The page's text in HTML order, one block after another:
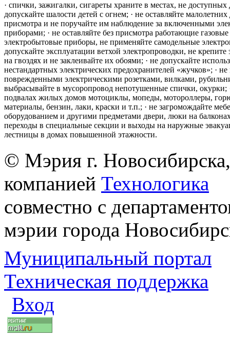
· спички, зажигалки, сигареты храните в местах, не доступных
допускайте шалости детей с огнем; · не оставляйте малолетних
присмотра и не поручайте им наблюдение за включенными
приборами; · не оставляйте без присмотра работающие
электробытовые приборы, не применяйте самодельные
допускайте эксплуатации ветхой электропроводки, не крепите
на гвоздях и не заклеивайте их обоями; · не допускайте
нестандартных электрических предохранителей «жучков»; · не
поврежденными электрическими розетками, вилками,
выбрасывайте в мусоропровод непотушенные спички, окурки;
подвалах жилых домов мотоциклы, мопеды, мотороллеры,
материалы, бензин, лаки, краски и т.п.; · не загромождайте
оборудованием и другими предметами двери, люки на
переходы в специальные секции и выходы на наружные
лестницы в домах повышенной этажности.
© Мэрия г.
компанией Технологика
совместно с
мэрии города
Муниципальный портал
Техническая поддержка
Вход